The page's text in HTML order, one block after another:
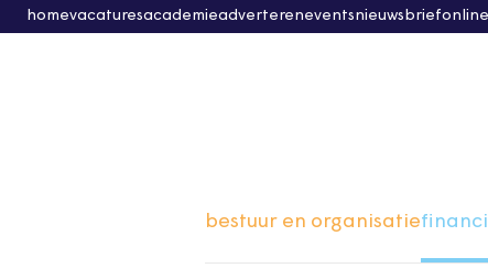
homevacaturesacademieadvertereneventsnieuwsbrief
bestuur en organisatie